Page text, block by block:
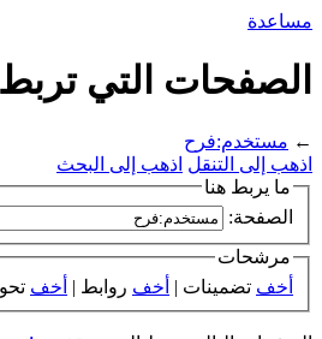
مساعدة
الصفحات التي
← مستخدم:فرح
اذهب إلى التنقل اذهب إلى البحث
ما يربط هنا
الصفحة:
مرشحات
أخف تضمينات | أخف روابط | أخف